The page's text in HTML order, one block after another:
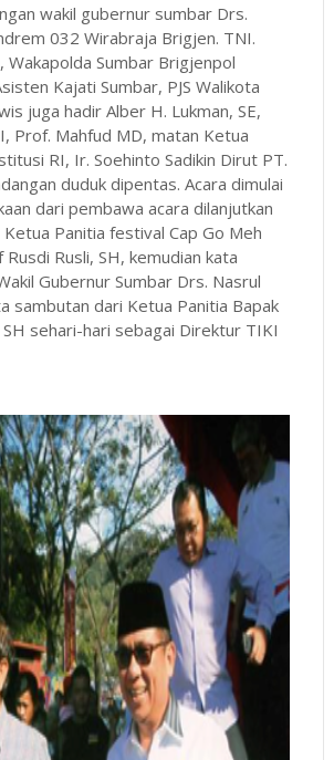
wakil gubernur sumbar Drs.
032 Wirabraja Brigjen. TNI.
Wakapolda Sumbar Brigjenpol
Kajati Sumbar, PJS Walikota
juga hadir Alber H. Lukman, SE,
Prof. Mahfud MD, matan Ketua
RI, Ir. Soehinto Sadikin Dirut PT.
duduk dipentas. Acara dimulai
dari pembawa acara dilanjutkan
Panitia festival Cap Go Meh
Rusli, SH, kemudian kata
Gubernur Sumbar Drs. Nasrul
sambutan dari Ketua Panitia Bapak
SH sehari-hari sebagai Direktur TIKI